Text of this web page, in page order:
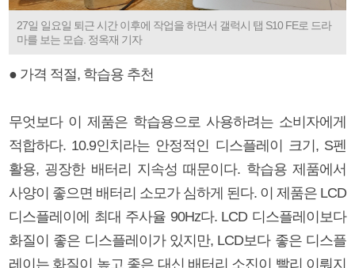
27일 일요일 퇴근 시간 이후에 작업을 하면서 갤럭시 탭 S10 FE로 드라
마를 보는 모습. 정옥재 기자
● 가격 적절, 학습용 추천
무엇보다 이 제품은 학습용으로 사용하려는 소비자에게
적합하다. 10.9인치라는 안정적인 디스플레이 크기, S펜
활용, 굉장한 배터리 지속성 때문이다. 학습용 제품에서
사양이 좋으면 배터리 소모가 심하게 된다. 이 제품은 LCD
디스플레이에 최대 주사율 90Hz다. LCD 디스플레이보다
화질이 좋은 디스플레이가 있지만, LCD보다 좋은 디스플
레이는 화질이 높고 좋은 대신 배터리 소진이 빨리 이뤄지